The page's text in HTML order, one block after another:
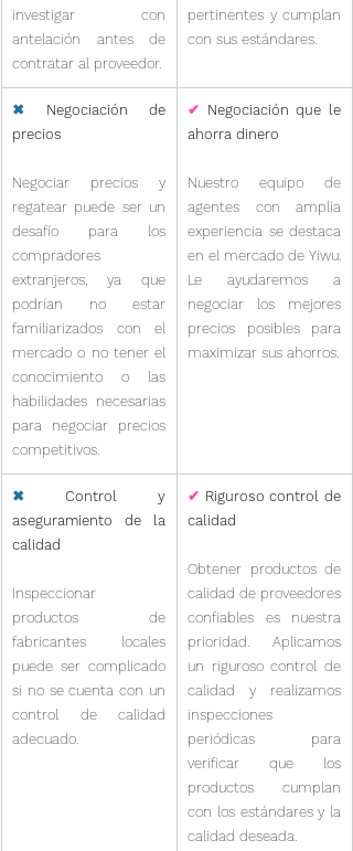
investigar con
antelación antes de
contratar al proveedor.
pertinentes y cumplan
con sus estándares.
✖ Negociación de
precios
Negociar precios y
regatear puede ser un
desafío para los
compradores
extranjeros, ya que
podrían no estar
familiarizados con el
mercado o no tener el
conocimiento o las
habilidades necesarias
para negociar precios
competitivos.
✔ Negociación que le
ahorra dinero
Nuestro equipo de
agentes con amplia
experiencia se destaca
en el mercado de Yiwu.
Le ayudaremos a
negociar los mejores
precios posibles para
maximizar sus ahorros.
✖ Control y
aseguramiento de la
calidad
Inspeccionar
productos de
fabricantes locales
puede ser complicado
si no se cuenta con un
control de calidad
adecuado.
✔ Riguroso control de
calidad
Obtener productos de
calidad de proveedores
confiables es nuestra
prioridad. Aplicamos
un riguroso control de
calidad y realizamos
inspecciones
periódicas para
verificar que los
productos cumplan
con los estándares y la
calidad deseada.